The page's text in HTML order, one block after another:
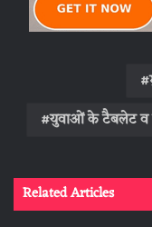
युवाओं के टैबलेट व
Related Articles